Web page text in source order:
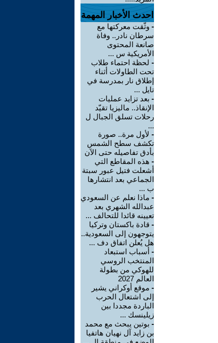
احدث الأخبار المهمة
- وثّقت معركتها مع
سرطان نادر.. وفاة
صانعة المحتوى
الأمريكية س ...
- لحظة احتماء طلاب
تحت الطاولات أثناء
إطلاق نار بمدرسة في
تايل ...
- بعد تزايد عمليات
الإنقاذ.. ماليزيا تقيّد
رحلات تسلق الجبال ل
...
- لأول مرة.. صورة
تكشف سطح الشمس
بأدق تفاصيله حتى الآن
- هذه المقاطع التي
أشعلت فتيل عبور سبتة
الجماعي بعد انتشارها
ب ...
- ماذا نعلم عن السعودي
عبدالله الشهري بعد
تعيينه قائدا للتحالف ...
- قادة باكستان وتركيا
يتوجهون إلى السعودية..
هل يُعلن اتفاق دف ...
- أسباب استبعاد
المنتخب الروسي
للهوكي من بطولة
العالم 2027
- موقع أوكراني يشير
إلى اشتعال الحرب
الباردة مجددا بين
زيلينسك ...
- بوتين يبحث مع محمد
بن زايد آل نهيان هاتفيا